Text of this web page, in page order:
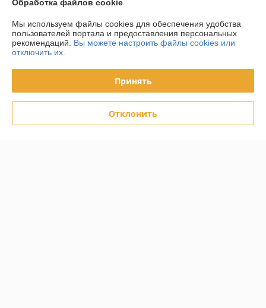
Отзывы о магазине
28 отзывов за всё время
08.06.2026
Покупатель
Обработка файлов cookie
Мы используем файлы cookies для обеспечения удобства
пользователей портала и предоставления персональных
рекомендаций. Вы можете настроить файлы cookies или
отключить их.
Принять
Отклонить